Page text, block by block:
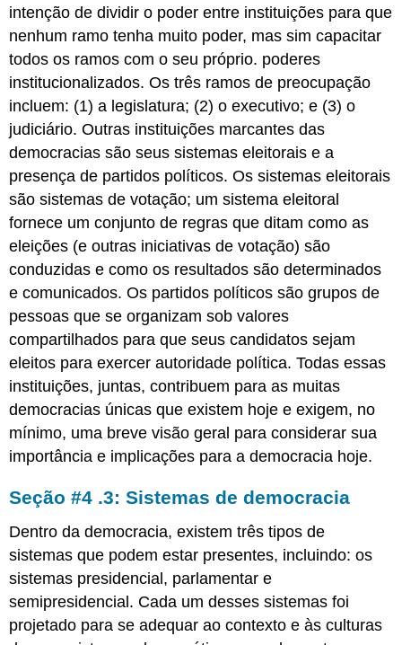
intenção de dividir o poder entre instituições para que
nenhum ramo tenha muito poder, mas sim capacitar
todos os ramos com o seu próprio. poderes
institucionalizados. Os três ramos de preocupação
incluem: (1) a legislatura; (2) o executivo; e (3) o
judiciário. Outras instituições marcantes das
democracias são seus sistemas eleitorais e a
presença de partidos políticos. Os sistemas eleitorais
são sistemas de votação; um sistema eleitoral
fornece um conjunto de regras que ditam como as
eleições (e outras iniciativas de votação) são
conduzidas e como os resultados são determinados
e comunicados. Os partidos políticos são grupos de
pessoas que se organizam sob valores
compartilhados para que seus candidatos sejam
eleitos para exercer autoridade política. Todas essas
instituições, juntas, contribuem para as muitas
democracias únicas que existem hoje e exigem, no
mínimo, uma breve visão geral para considerar sua
importância e implicações para a democracia hoje.
Seção #4 .3: Sistemas de democracia
Dentro da democracia, existem três tipos de
sistemas que podem estar presentes, incluindo: os
sistemas presidencial, parlamentar e
semipresidencial. Cada um desses sistemas foi
projetado para se adequar ao contexto e às culturas